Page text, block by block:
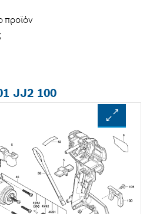
προϊόν
JJ2 100